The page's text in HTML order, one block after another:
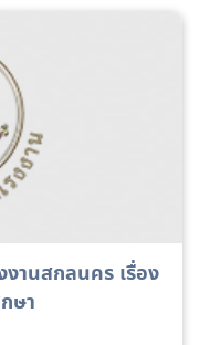
านสกลนคร เรื่อง
ษา